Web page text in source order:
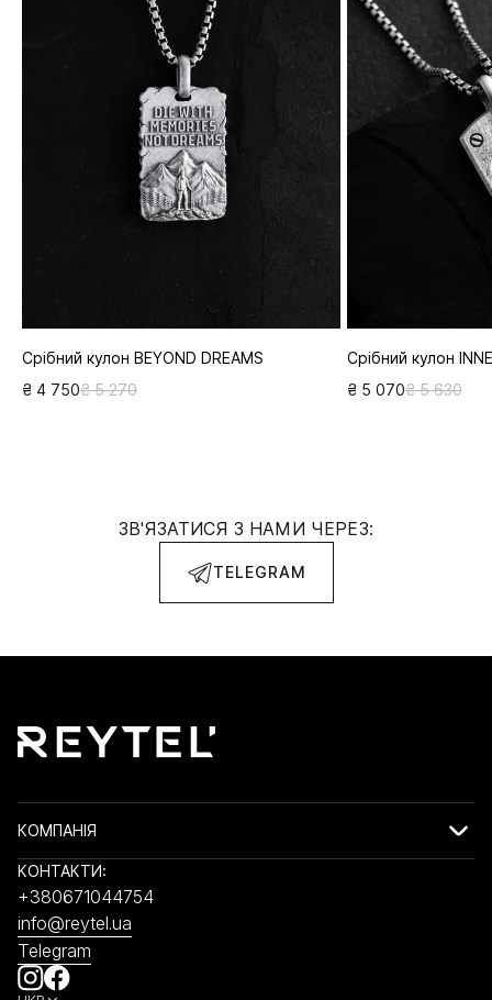
Срібний кулон BEYOND DREAMS
₴ 4 750₴ 5 270
Срібний кулон
₴ 5 070₴ 5 630
ЗВ'ЯЗАТИСЯ З НАМИ ЧЕРЕЗ:
TELEGRAM
КОМПАНІЯ
КОНТАКТИ:
+380671044754
info@reytel.ua
Telegram